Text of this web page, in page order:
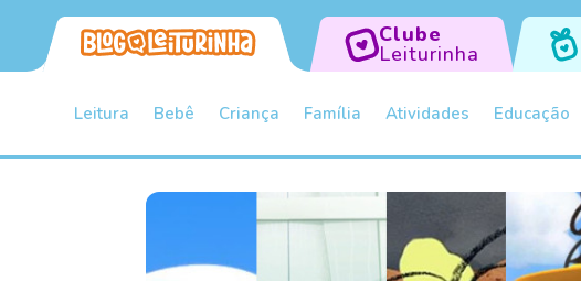
Clube
Leiturinha
Leitura Bebê Criança Família Atividades Educação